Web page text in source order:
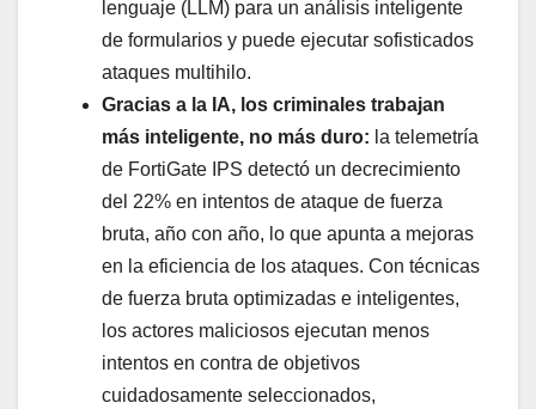
lenguaje (LLM) para un análisis inteligente
de formularios y puede ejecutar sofisticados
ataques multihilo.
Gracias a la IA, los criminales trabajan
más inteligente, no más duro: la telemetría
de FortiGate IPS detectó un decrecimiento
del 22% en intentos de ataque de fuerza
bruta, año con año, lo que apunta a mejoras
en la eficiencia de los ataques. Con técnicas
de fuerza bruta optimizadas e inteligentes,
los actores maliciosos ejecutan menos
intentos en contra de objetivos
cuidadosamente seleccionados,